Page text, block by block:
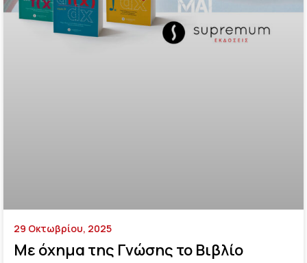
Με όχημα της Γνώσης το Βιβλίο
29 Οκτωβρίου, 2025